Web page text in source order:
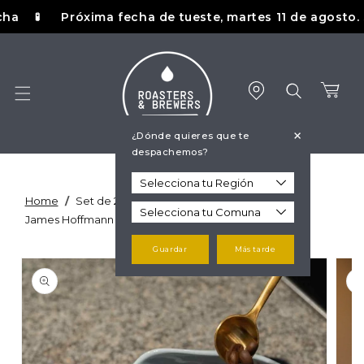
directamente
al contenido
🧪 Próxima fecha de tueste, martes 11 de agosto. Si
¿Dónde quieres que te
despachemos?
+
Guardar Más tarde
Home / Set de 2 Bandejas de Dosificación de Café –
James Hoffmann x Loveramics
directamente
a la
información
del producto